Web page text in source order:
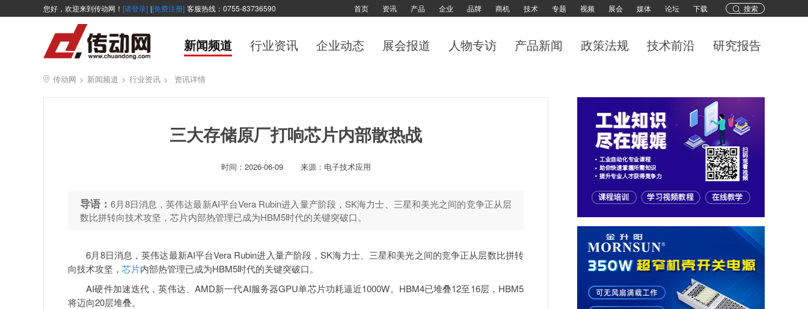
您好，欢迎来到传动网！ [请登录] |[免费注册] 客服热线：0755-83736590 搜索
首页 资讯 产品 企业 品牌 商机 技术 专题 视频 展会 媒体 论坛 下载
新闻频道 行业资讯 企业动态 展会报道 人物专访 产品新闻 政策法规 技术前沿 研究报告
传动网 > 新闻频道 > 行业资讯 > 资讯详情
三大存储原厂打响芯片内部散热战
时间： 2026-06-09 来源：电子技术应用
导语：6月8日消息，英伟达最新AI平台Vera Rubin进入量产阶段，SK海力士、三星和美光之间的竞争正从层
数比拼转向技术攻坚，芯片内部热管理已成为HBM5时代的关键突破口。
6月8日消息，英伟达最新AI平台Vera Rubin进入量产阶段，SK海力士、三星和美光之间的竞争正从层数比拼转
向技术攻坚， 芯片内部热管理已成为HBM5时代的关键突破口。
AI硬件加速迭代，英伟达、AMD新一代AI服务器GPU单芯片功耗逼近1000W。HBM4已堆叠12至16层，HBM5
将迈向20层堆叠。